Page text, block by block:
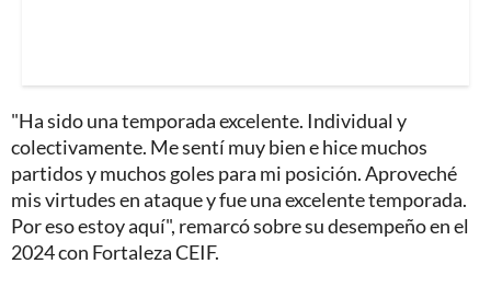
"Ha sido una temporada excelente. Individual y
colectivamente. Me sentí muy bien e hice muchos
partidos y muchos goles para mi posición. Aproveché
mis virtudes en ataque y fue una excelente temporada.
Por eso estoy aquí", remarcó sobre su desempeño en el
2024 con Fortaleza CEIF.